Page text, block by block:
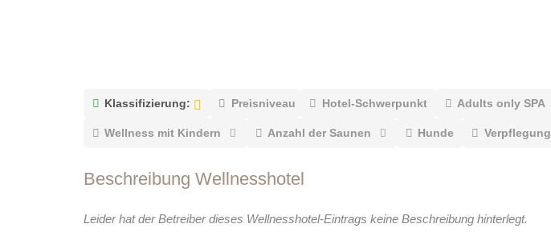
Klassifizierung: Preisniveau Hotel-Schwerpunkt Adults only SPA
Wellness mit Kindern Anzahl der Saunen Hunde Verpflegung
Beschreibung Wellnesshotel
Leider hat der Betreiber dieses Wellnesshotel-Eintrags keine Beschreibung hinterlegt.